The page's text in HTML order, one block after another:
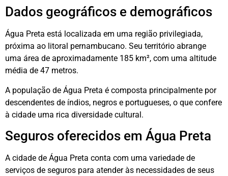
Dados geográficos e demográficos
Água Preta está localizada em uma região privilegiada,
próxima ao litoral pernambucano. Seu território abrange
uma área de aproximadamente 185 km², com uma altitude
média de 47 metros.
A população de Água Preta é composta principalmente por
descendentes de índios, negros e portugueses, o que confere
à cidade uma rica diversidade cultural.
Seguros oferecidos em Água Preta
A cidade de Água Preta conta com uma variedade de
serviços de seguros para atender às necessidades de seus